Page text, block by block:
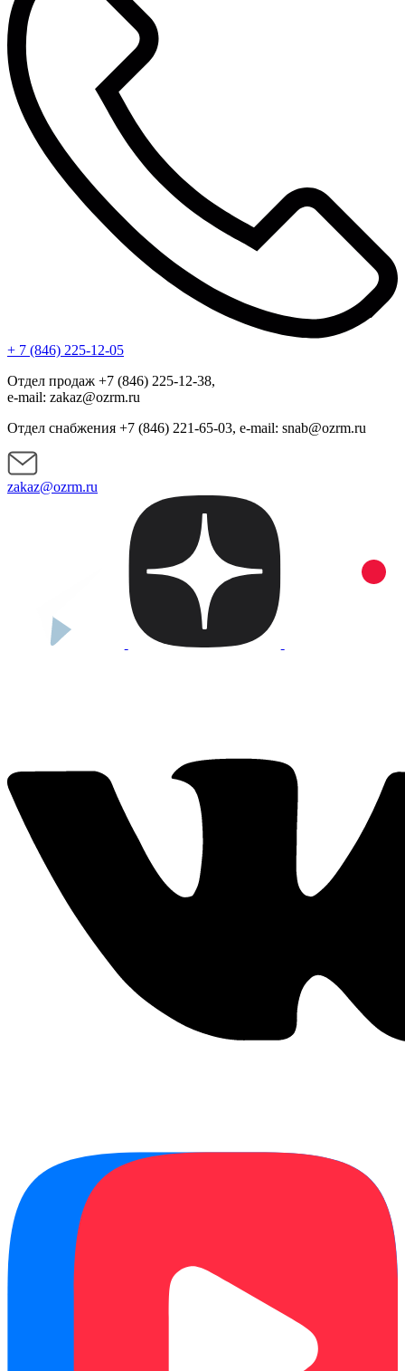
+ 7 (846) 225-12-05
Отдел продаж +7 (846) 225-12-38,
e-mail: zakaz@ozrm.ru
Отдел снабжения +7 (846) 221-65-03, e-mail: snab@ozrm.ru
zakaz@ozrm.ru